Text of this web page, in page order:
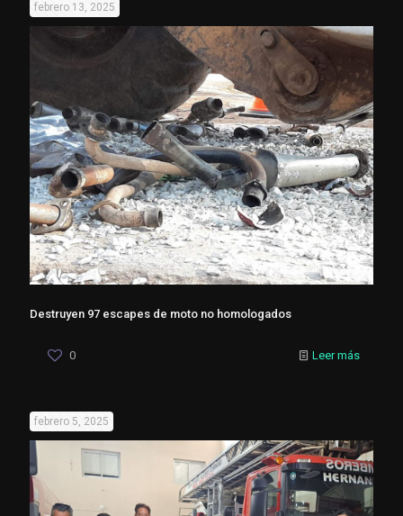
febrero 13, 2025
Destruyen 97 escapes de moto no homologados
0 Leer más
febrero 5, 2025